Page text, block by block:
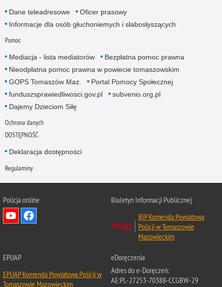
Dane teleadresowe
Oficer prasowy
Informacje dla osób głuchoniemych i słabosłyszących
Pomoc
Mediacja - lista mediatorów
Bezpłatna pomoc prawna
Nieodpłatna pomoc prawna w powiecie tomaszowskim
GOPS Tomaszów Maz.
Portal Pomocy Społecznej
funduszsprawiedliwosci.gov.pl
subvenio.org.pl
Dajemy Dzieciom Siłę
Ochrona danych
DOSTĘPNOŚĆ
Deklaracja dostępności
Regulaminy
Policja online
Biuletyn Informacji Publicznej
BIP Komenda Powiatowa
Policji w Tomaszowie
Mazowieckim
EPUAP
EPUAP Komenda Powiatowa Policji w
Tomaszowie Mazowieckim
eDoręczenia
Adres do e-Doręczeń:
AE:PL-27253-70388-CCGBW-29